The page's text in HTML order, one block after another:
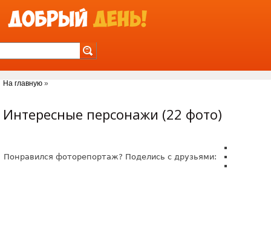
На главную »
Интересные персонажи (22 фото)
Понравился фоторепортаж? Поделись с друзьями: